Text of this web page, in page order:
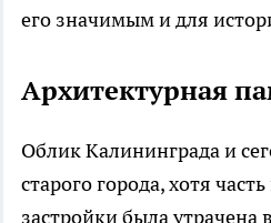
его значимым и для
Архитектурная
Облик Калининграда и
старого города, хотя
застройки была утрачена